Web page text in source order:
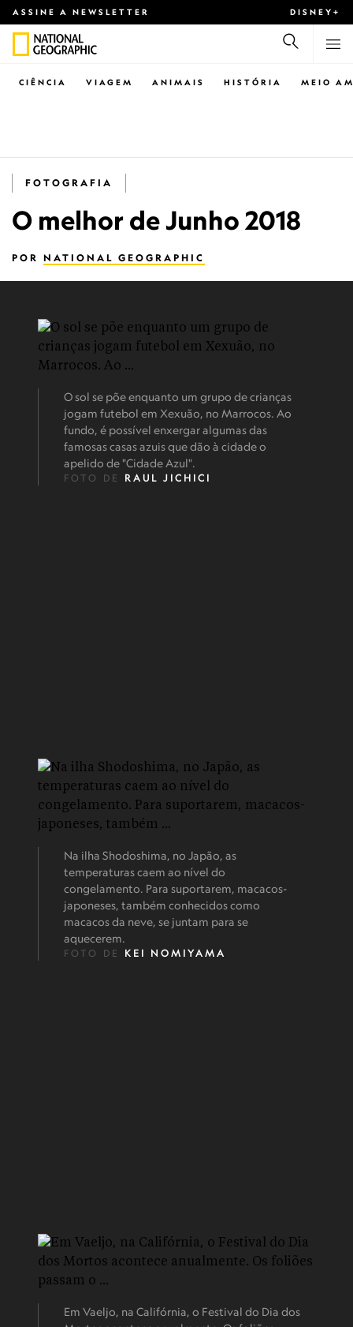
ASSINE A NEWSLETTER DISNEY+
CIÊNCIA VIAGEM ANIMAIS HISTÓRIA MEIO
FOTOGRAFIA
O melhor de Junho 2018
POR NATIONAL GEOGRAPHIC
O sol se põe enquanto um grupo de crianças
jogam futebol em Xexuão, no Marrocos. Ao
fundo, é possível enxergar algumas das
famosas casas azuis que dão à cidade o
apelido de "Cidade Azul".
FOTO DE RAUL JICHICI
Na ilha Shodoshima, no Japão, as
temperaturas caem ao nível do
congelamento. Para suportarem, macacos-
japoneses, também conhecidos como
macacos da neve, se juntam para se
aquecerem.
FOTO DE KEI NOMIYAMA
Em Vaeljo, na Califórnia, o Festival do Dia dos